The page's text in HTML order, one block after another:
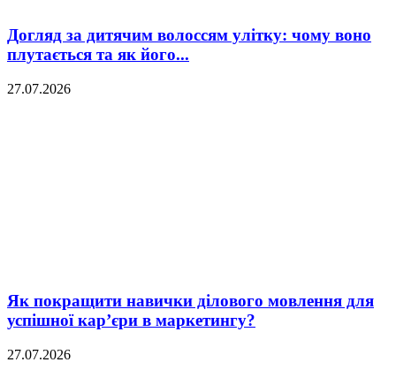
Догляд за дитячим волоссям улітку: чому воно
плутається та як його...
27.07.2026
Як покращити навички ділового мовлення для
успішної кар’єри в маркетингу?
27.07.2026